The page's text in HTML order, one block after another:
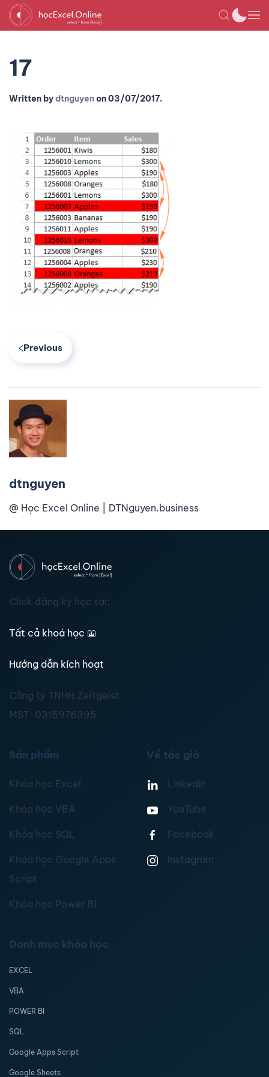
17
Written bydtnguyenon03/07/2017.
Previous
dtnguyen
@ Học Excel Online | DTNguyen.business
Click đăng ký học tại:
Tất cả khoá học 📖
Hướng dẫn kích hoạt
Công ty TNHH Zeitgeist
MST: 0315976395
Sản phẩm
Khóa học Excel
Khóa học VBA
Khóa học SQL
Khóa học Google Apps
Script
Khóa học Power BI
Về tác giả
Linkedin
YouTube
Facebook
Instagram
Danh mục khóa học
EXCEL
VBA
POWER BI
SQL
Google Apps Script
Google Sheets